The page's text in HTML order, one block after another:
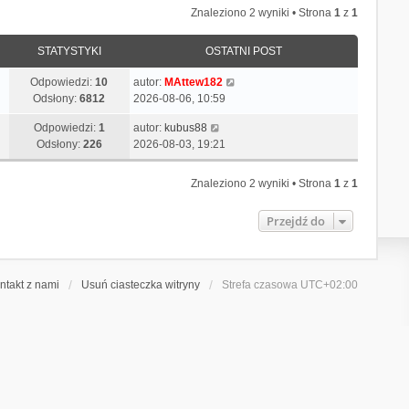
Znaleziono 2 wyniki • Strona1 z1
STATYSTYKI OSTATNI POST
Odpowiedzi:10
Odsłony:6812
autor: MAttew182
2026-08-06, 10:59
Odpowiedzi: 1
Odsłony: 226
autor: kubus88
2026-08-03, 19:21
Znaleziono 2 wyniki • Strona1 z1
Przejdź do
z nami Usuń ciasteczka witryny Strefa czasowa UTC+02:00